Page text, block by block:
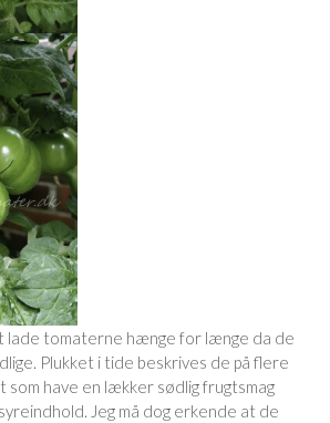
lade tomaterne hænge for længe da de
Plukket i tide beskrives de på flere
have en lækker sødlig frugtsmag
Jeg må dog erkende at de